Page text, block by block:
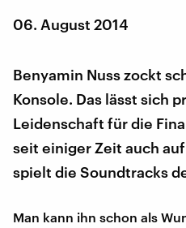
06. August 2014
Benyamin Nuss zockt
Konsole. Das lässt sich
Leidenschaft für die
seit einiger Zeit auch
spielt die Soundtracks
Man kann ihn schon als